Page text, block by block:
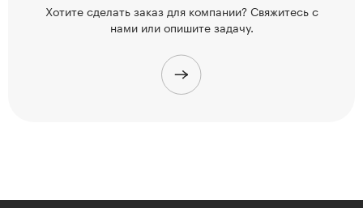
Хотите сделать заказ для компании? Свяжитесьс
нами или опишите задачу.